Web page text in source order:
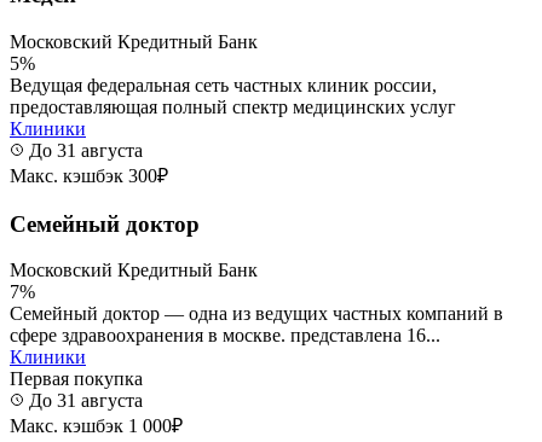
Московский Кредитный Банк
5%
Ведущая федеральная сеть частных клиник россии,
предоставляющая полный спектр медицинских услуг
Клиники
До 31 августа
Макс. кэшбэк 300₽
Семейный доктор
Московский Кредитный Банк
7%
Семейный доктор — одна из ведущих частных компаний в
сфере здравоохранения в москве. представлена 16...
Клиники
Первая покупка
До 31 августа
Макс. кэшбэк 1 000₽